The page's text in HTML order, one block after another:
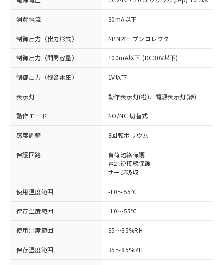
消費電流 30mA以下
制御出力（出力形式） NPNオープンコレクタ
制御出力（開閉容量） 100mA以下 (DC30V以下)
制御出力（残留電圧） 1V以下
表示灯 動作表示灯(橙)、電源表示灯(緑)
動作モード NO/NC 切替式
感度調整 8回転ボリウム
保護回路
負荷短絡保護
電源逆接続保護
サージ吸収
使用温度範囲 -10～55℃
保存温度範囲 -10～55℃
使用湿度範囲 35～85%RH
保存湿度範囲 35～85%RH
以下の条件をお読みいただき、同意のうえ
※1 対応状況
対応済み：EU RoHS指令（10物質）の
非含有に対応した製品が提供可能な商品で
対応予定：EU RoHS指令（10物質）の非含
有に対応した製品に切り替える予定のある
商品です。
対応予定なし：EU RoHS指令（10物質）の
非含有に非対応の商品で、対応品を出す予